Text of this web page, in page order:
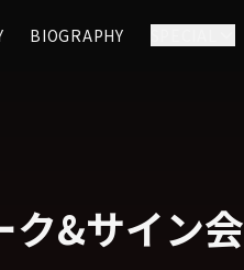
BIOGRAPHY
ク&サイン会